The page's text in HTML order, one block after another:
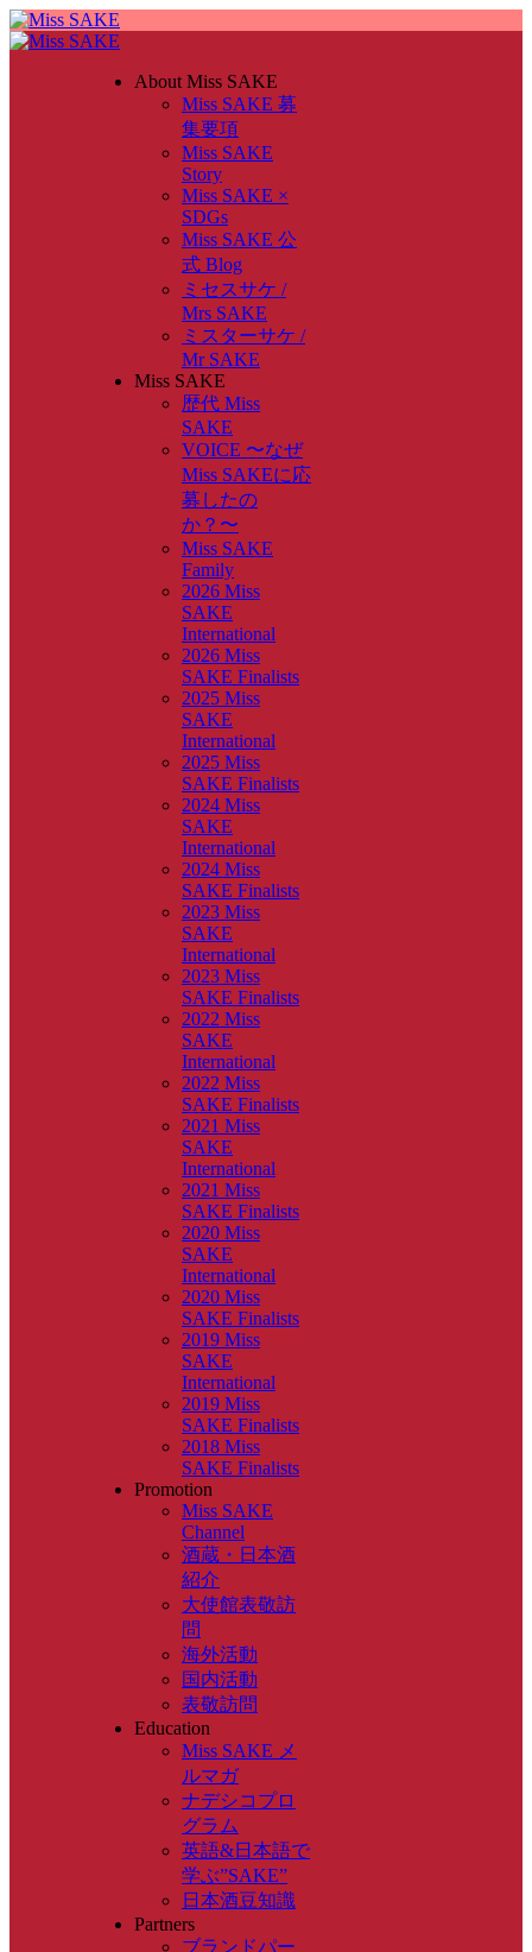
About Miss SAKE
Miss SAKE 募
集要項
Miss SAKE
Story
Miss SAKE ×
SDGs
Miss SAKE 公
式 Blog
ミセスサケ /
Mrs SAKE
ミスターサケ /
Mr SAKE
Miss SAKE
歴代 Miss
SAKE
VOICE 〜なぜ
Miss SAKEに応
募したの
か？〜
Miss SAKE
Family
2026 Miss
SAKE
International
2026 Miss
SAKE Finalists
2025 Miss
SAKE
International
2025 Miss
SAKE Finalists
2024 Miss
SAKE
International
2024 Miss
SAKE Finalists
2023 Miss
SAKE
International
2023 Miss
SAKE Finalists
2022 Miss
SAKE
International
2022 Miss
SAKE Finalists
2021 Miss
SAKE
International
2021 Miss
SAKE Finalists
2020 Miss
SAKE
International
2020 Miss
SAKE Finalists
2019 Miss
SAKE
International
2019 Miss
SAKE Finalists
2018 Miss
SAKE Finalists
Promotion
Miss SAKE
Channel
酒蔵・日本酒
紹介
大使館表敬訪
問
海外活動
国内活動
表敬訪問
Education
Miss SAKE メ
ルマガ
ナデシコプロ
グラム
英語&日本語で
学ぶ”SAKE”
日本酒豆知識
Partners
ブランドパー